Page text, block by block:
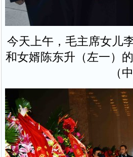
今天上午，毛主席女儿
和女婿陈东升（左一）
（